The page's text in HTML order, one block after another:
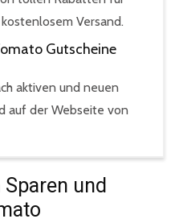
Versand.
Gutscheine
aktiven und neuen
auf der Webseite von
und